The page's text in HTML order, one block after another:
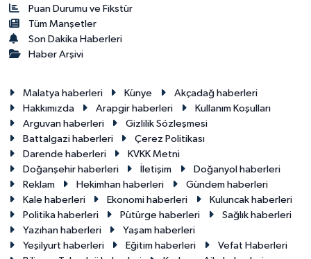
Puan Durumu ve Fikstür
Tüm Manşetler
Son Dakika Haberleri
Haber Arşivi
Malatya haberleri Künye
Akçadağ haberleri
Hakkımızda
Arapgir haberleri
Kullanım Koşulları
Arguvan haberleri
Gizlilik Sözleşmesi
Battalgazi haberleri
Çerez Politikası
Darende haberleri
KVKK Metni
Doğanşehir haberleri
İletişim
Doğanyol haberleri
Reklam
Hekimhan haberleri
Gündem haberleri
Kale haberleri
Ekonomi haberleri
Kuluncak haberleri
Politika haberleri
Pütürge haberleri
Sağlık haberleri
Yazıhan haberleri
Yaşam haberleri
Yeşilyurt haberleri
Eğitim haberleri
Vefat Haberleri